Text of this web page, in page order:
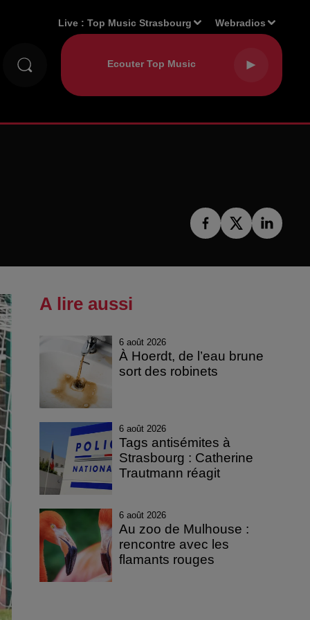
Live :Top Music Strasbourg Webradios
A lire aussi
6 août 2026
À Hoerdt, de l’eau brune
sort des robinets
6 août 2026
Tags antisémites à
Strasbourg : Catherine
Trautmann réagit
6 août 2026
Au zoo de Mulhouse :
rencontre avec les
flamants rouges